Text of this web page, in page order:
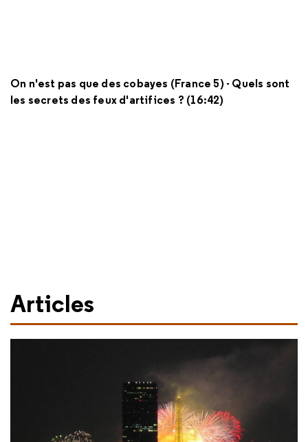
On n'est pas que des cobayes (France 5) - Quels sont
les secrets des feux d'artifices ? (16:42)
Articles